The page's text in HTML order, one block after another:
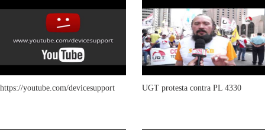
https://youtube.com/devicesupport UGT protesta contra PL 4330